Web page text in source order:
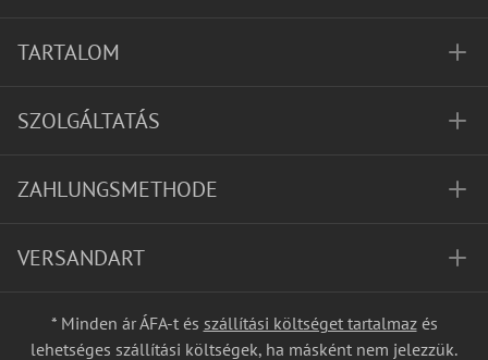
TARTALOM
SZOLGÁLTATÁS
ZAHLUNGSMETHODE
VERSANDART
* Minden ár ÁFA-t és szállítási költséget tartalmazés
lehetséges szállítási költségek, ha másként nem jelezzük.